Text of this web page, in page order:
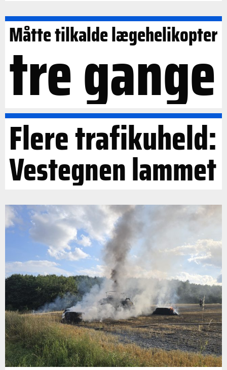
Måtte tilkalde lægehelikopter
tre gange
Flere trafikuheld:
Vestegnen lammet